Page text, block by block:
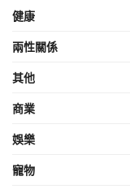
健康
兩性關係
其他
商業
娛樂
寵物